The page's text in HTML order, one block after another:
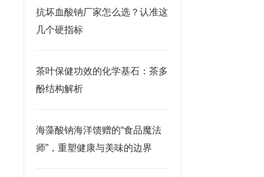
抗坏血酸钠厂家怎么选？认准这
几个硬指标
茶叶保健功效的化学基石：茶多
酚结构解析
海藻酸钠海洋馈赠的“食品魔法
师”，重塑健康与美味的边界